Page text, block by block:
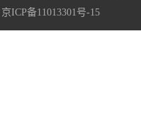
京ICP备11013301号-15